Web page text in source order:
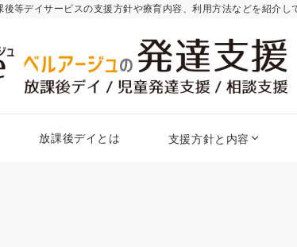
等デイサービスの支援方針や療育内容、利用方法などを紹介し
放課後デイとは 支援方針と内容